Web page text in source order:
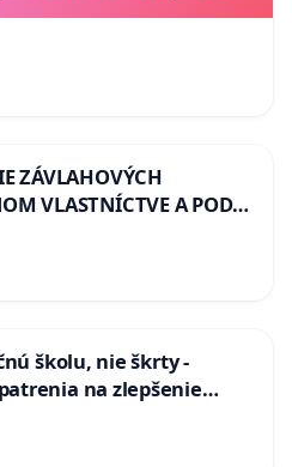
ZÁVLAHOVÝCH
VLASTNÍCTVE A POD
REPUBLIKY & žiadosť
stavu závlahových a
na Slovensku
školu, nie škrty -
na zlepšenie